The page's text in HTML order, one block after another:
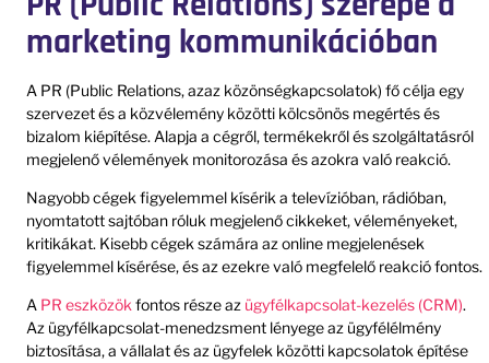
marketing kommunikációban
A PR (Public Relations, azaz közönségkapcsolatok) fő célja egy
szervezet és a közvélemény közötti kölcsönös megértés és
bizalom kiépítése. Alapja a cégről, termékekről és szolgáltatásról
megjelenő vélemények monitorozása és azokra való reakció.
Nagyobb cégek figyelemmel kísérik a televízióban, rádióban,
nyomtatott sajtóban róluk megjelenő cikkeket, véleményeket,
kritikákat. Kisebb cégek számára az online megjelenések
figyelemmel kísérése, és az ezekre való megfelelő reakció fontos.
A PR eszközökfontos része az ügyfélkapcsolat-kezelés (CRM).
Az ügyfélkapcsolat-menedzsment lényege az ügyfélélmény
biztosítása, a vállalat és az ügyfelek közötti kapcsolatok építése